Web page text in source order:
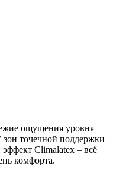
ощущения уровня
точечной поддержки
Climalatex – всё
комфорта.